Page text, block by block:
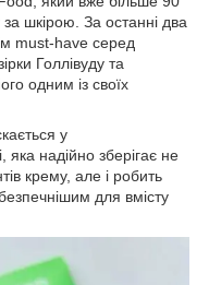
шкірою. За останні два
must-have серед
Голлівуду та
одним із своїх
у
яка надійно зберігає не
крему, але і робить
для вмісту